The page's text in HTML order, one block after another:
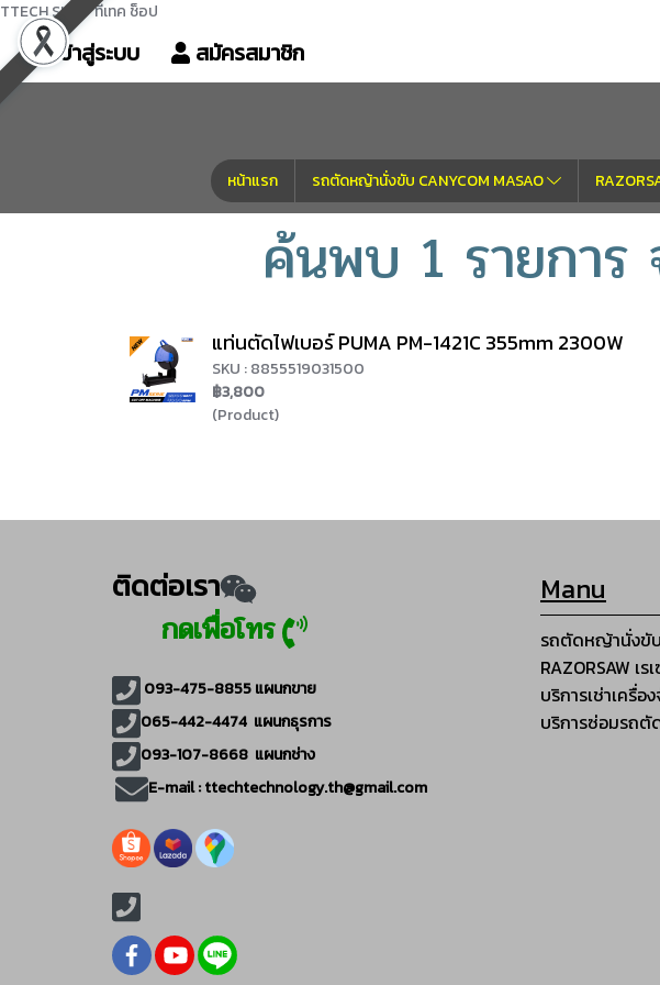
TTECH SHOP ทีเทค ช็อป
เข้าสู่ระบบ สมัครสมาชิก
หน้าแรก รถตัดหญ้านั่งขับ CANYCOM MASAO
ค้นพบ 1 รายการ
แท่นตัดไฟเบอร์ PUMA PM-1421C 355mm 2300W
SKU : 8855519031500
฿3,800
(Product)
ติดต่อเรา
กดเพื่อโทร
093-475-8855แผนกขาย
065-442-4474 แผนกธุรการ
093-107-8668 แผนกช่าง
E-mail :ttechtechnology.th@gmail.com
Manu
รถตัดหญ้านั่งขับ
RAZORSAW เร
บริการเช่าเครื่อ
บริการซ่อมรถ